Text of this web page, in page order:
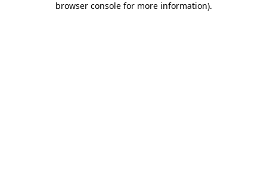
browser console for more information).